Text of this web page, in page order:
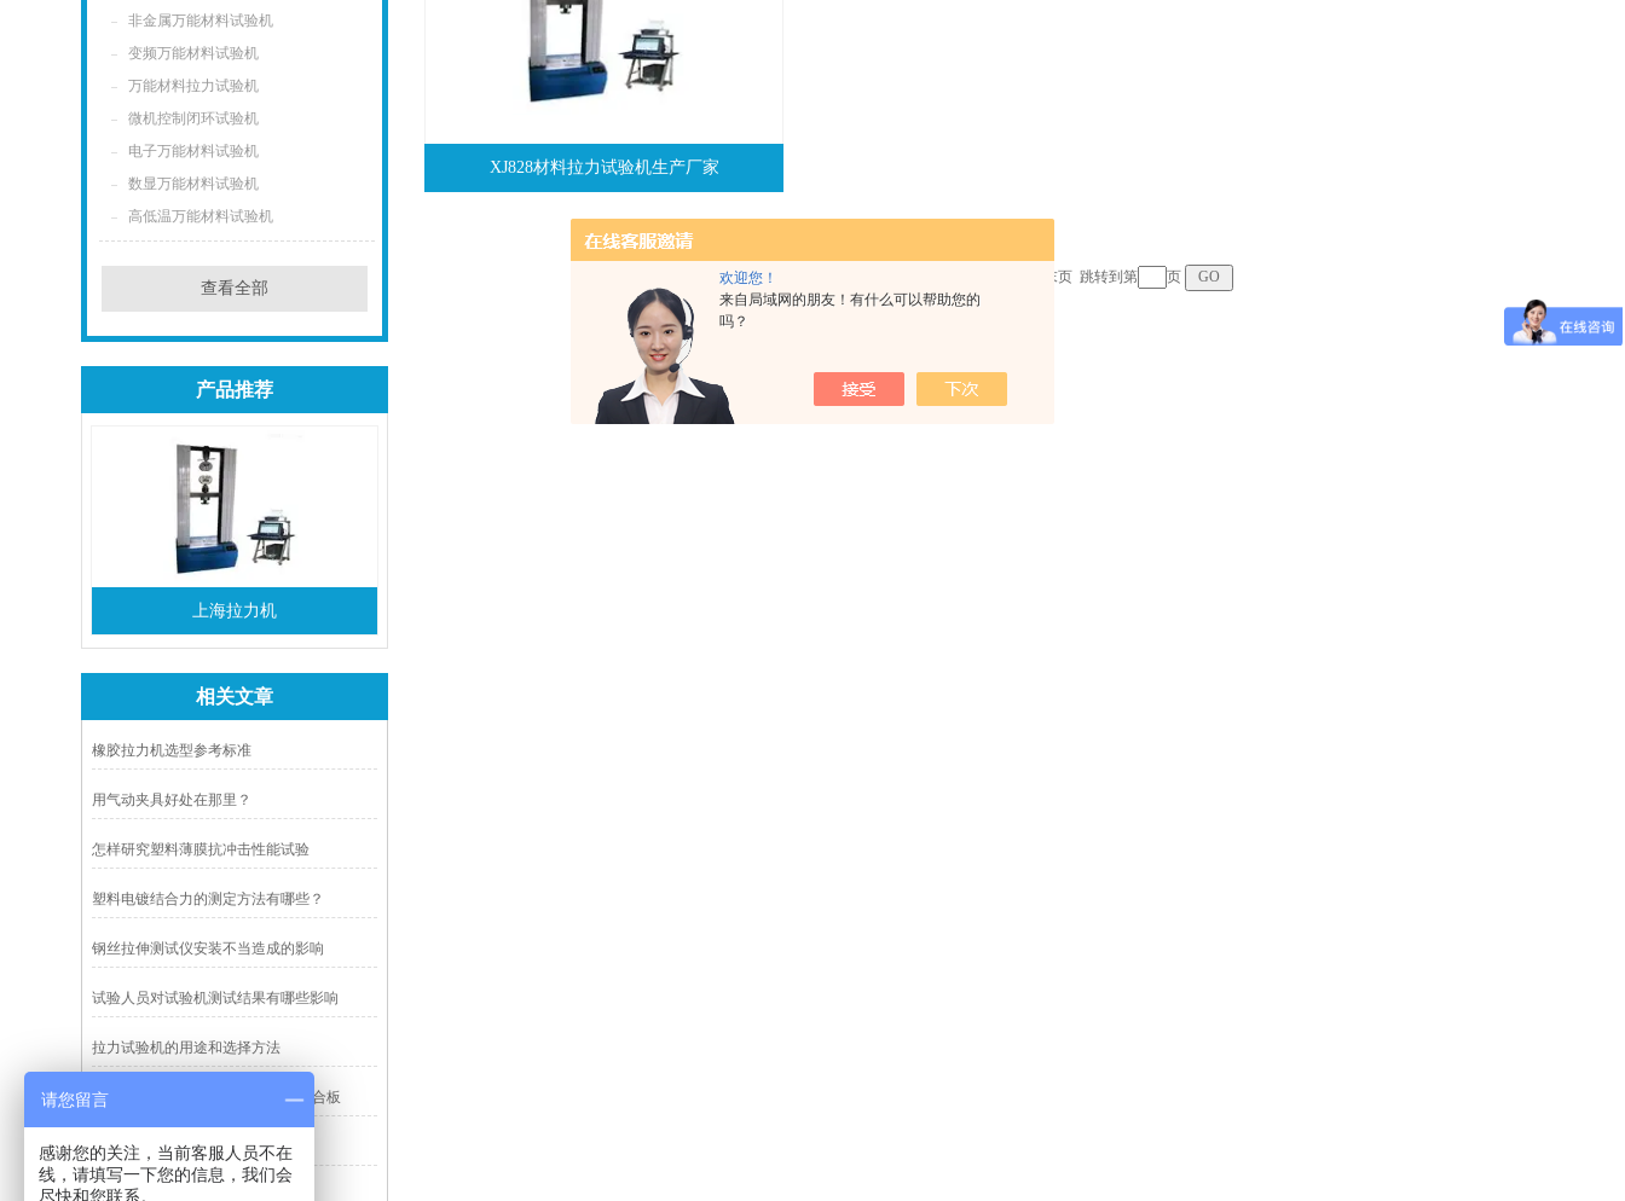
欢迎您！
来自局域网的朋友！有什么可以帮助您的
吗？
非金属万能材料试验机
变频万能材料试验机
万能材料拉力试验机
微机控制闭环试验机
电子万能材料试验机
数显万能材料试验机
高低温万能材料试验机
查看全部
产品推荐
上海拉力机
相关文章
橡胶拉力机选型参考标准
用气动夹具好处在那里？
怎样研究塑料薄膜抗冲击性能试验
塑料电镀结合力的测定方法有哪些？
钢丝拉伸测试仪安装不当造成的影响
试验人员对试验机测试结果有哪些影响
拉力试验机的用途和选择方法
GB-T17748-2008建筑幕墙用铝塑复合板
纸箱检验标准和强度如何测试
影像测量仪分类及优缺点
XJ828材料拉力试验机生产厂家
共 1 条记录，当前 1 / 1 页 首页 上一页 下一页 末页 跳转到第 页
请您留言
感谢您的关注，当前客服人员不在
线，请填写一下您的信息，我们会
尽快和您联系。